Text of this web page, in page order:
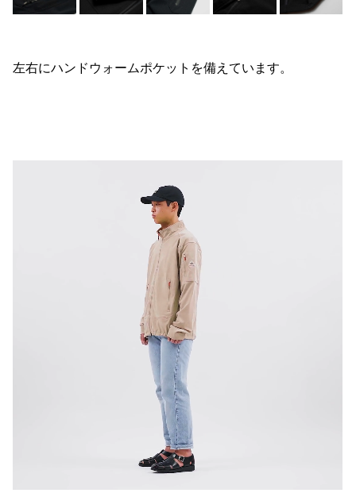
左右にハンドウォームポケットを備えています。